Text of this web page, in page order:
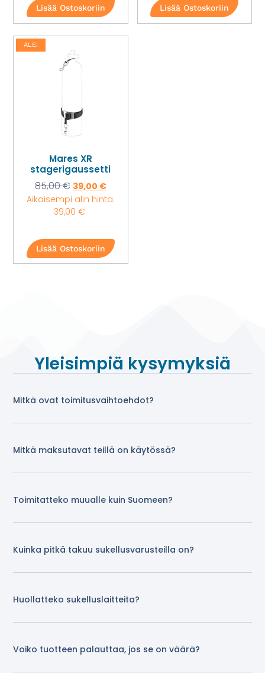
Lisää Ostoskoriin Lisää Ostoskoriin
ALE!
Mares XR
stagerigaussetti
85,00€ 39,00 €
Aikaisempi alin hinta:
39,00€.
Lisää Ostoskoriin
Yleisimpiä kysymyksiä
Mitkä ovat toimitusvaihtoehdot?
Mitkä maksutavat teillä on käytössä?
Toimitatteko muualle kuin Suomeen?
Kuinka pitkä takuu sukellusvarusteilla on?
Huollatteko sukelluslaitteita?
Voiko tuotteen palauttaa, jos se on väärä?